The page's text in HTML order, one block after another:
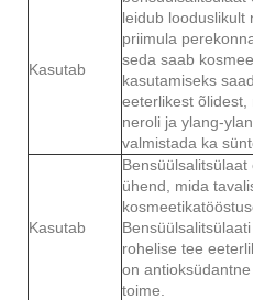
Kasutab
leidub looduslikult
priimula
seda saab
kasutamiseks
eeterlikest õlidest,
neroli ja ylang-
valmistada ka
Kasutab
Bensüülsalitsülaat
ühend, mida
rohelise tee
on
toime.